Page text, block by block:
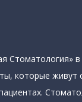
Стоматология» в
которые живут